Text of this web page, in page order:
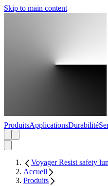
Skip to main content
ProduitsApplicationsDurabilité
Voyager Resist safety
Accueil
Produits